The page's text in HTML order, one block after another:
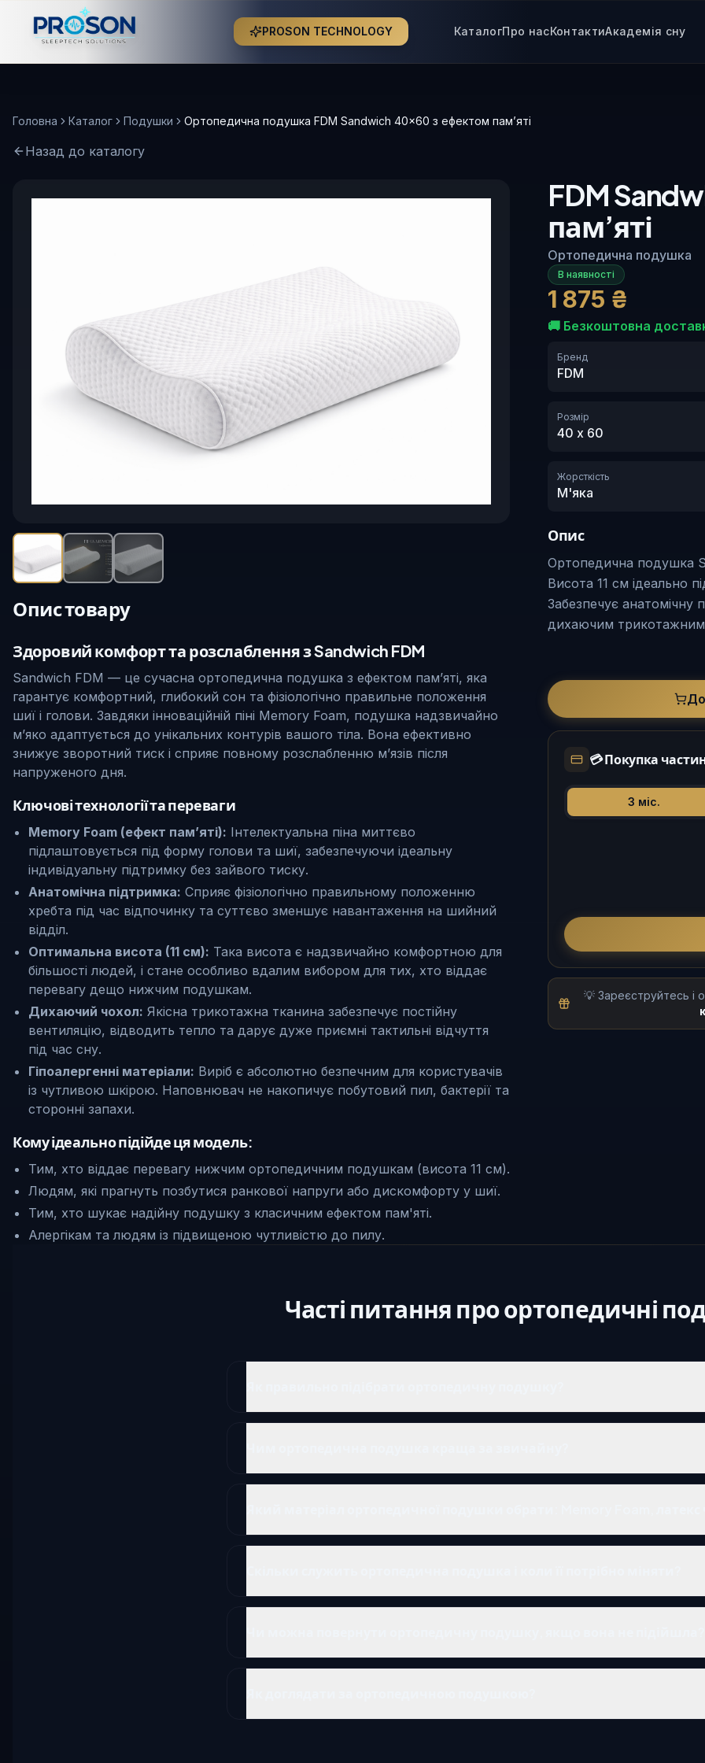
PROSON TECHNOLOGY КаталогПро насКонтактиАкадемія сну
Головна Каталог Подушки Ортопедична подушка FDM Sandwich 40×60 з ефектом пам’яті
Назад до каталогу
Опис товару
Здоровий комфорт та розслаблення з Sandwich FDM
Sandwich FDM — це сучасна ортопедична подушка з ефектом пам’яті, яка
гарантує комфортний, глибокий сон та фізіологічно правильне положення
шиї і голови. Завдяки інноваційній піні Memory Foam, подушка надзвичайно
м’яко адаптується до унікальних контурів вашого тіла. Вона ефективно
знижує зворотний тиск і сприяє повному розслабленню м’язів після
напруженого дня.
Ключові технології та переваги
Memory Foam (ефект пам’яті): Інтелектуальна піна миттєво
підлаштовується під форму голови та шиї, забезпечуючи ідеальну
індивідуальну підтримку без зайвого тиску.
Анатомічна підтримка: Сприяє фізіологічно правильному положенню
хребта під час відпочинку та суттєво зменшує навантаження на шийний
відділ.
Оптимальна висота (11 см): Така висота є надзвичайно комфортною для
більшості людей, і стане особливо вдалим вибором для тих, хто віддає
перевагу дещо нижчим подушкам.
Дихаючий чохол: Якісна трикотажна тканина забезпечує постійну
вентиляцію, відводить тепло та дарує дуже приємні тактильні відчуття
під час сну.
Гіпоалергенні матеріали: Виріб є абсолютно безпечним для користувачів
із чутливою шкірою. Наповнювач не накопичує побутовий пил, бактерії та
сторонні запахи.
Кому ідеально підійде ця модель:
Тим, хто віддає перевагу нижчим ортопедичним подушкам (висота 11 см).
Людям, які прагнуть позбутися ранкової напруги або дискомфорту у шиї.
Тим, хто шукає надійну подушку з класичним ефектом пам'яті.
Алергікам та людям із підвищеною чутливістю до пилу.
FDM
пам’яті
Ортопедична подушка
В наявності
1 875 ₴
🚚 Безкоштовна
Бренд
FDM
Розмір
40 х 60
Жорсткість
М'яка
Опис
Ортопедична подушка
Висота 11 см ідеально
Забезпечує анатомічну
дихаючим
💳Покупка
3 міс.
💡 Зареєструйтесь і
Часті питання про ортопедичні